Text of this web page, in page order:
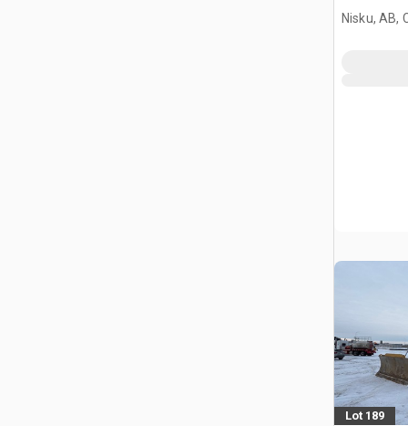
Nisku, AB,
Lot 189